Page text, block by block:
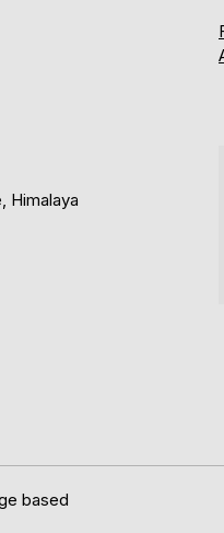
Himalaya
based